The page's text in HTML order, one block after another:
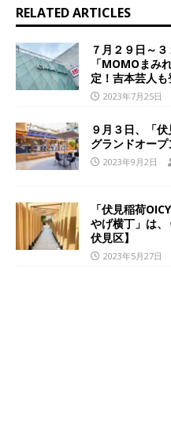
RELATED ARTICLES
７月２９日～
「MOMOま
定！吉本芸人も
2023年7月25日
９月３日、「
グランドオープ
2023年9月2日
「伏見稲荷
やげ横丁」は
伏見区】
2023年5月27日